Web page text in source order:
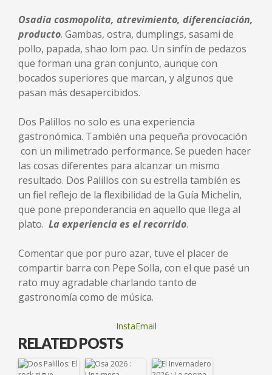
Osadía cosmopolita, atrevimiento, diferenciación,
producto. Gambas, ostra, dumplings, sasami de
pollo, papada, shao lom pao. Un sinfín de pedazos
que forman una gran conjunto, aunque con
bocados superiores que marcan, y algunos que
pasan más desapercibidos.
Dos Palillos no solo es una experiencia
gastronómica. También una pequeña provocación
con un milimetrado performance. Se pueden hacer
las cosas diferentes para alcanzar un mismo
resultado. Dos Palillos con su estrella también es
un fiel reflejo de la flexibilidad de la Guía Michelin,
que pone preponderancia en aquello que llega al
plato. La experiencia es el recorrido.
Comentar que por puro azar, tuve el placer de
compartir barra con Pepe Solla, con el que pasé un
rato muy agradable charlando tanto de
gastronomía como de música.
InstaEmail
RELATED POSTS